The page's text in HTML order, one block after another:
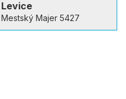
Levice
Mestský Majer 5427